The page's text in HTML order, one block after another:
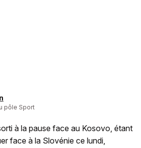
pôle Sport
à la pause face au Kosovo, étant
face à la Slovénie ce lundi,